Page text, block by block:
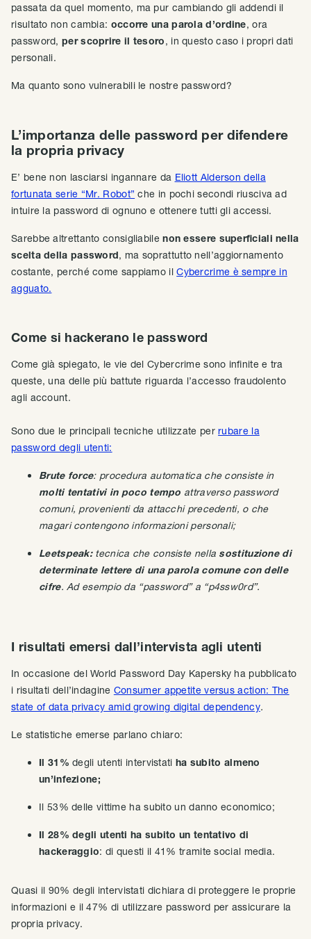
passata da quel momento, ma pur cambiando gli addendi il
risultato non cambia: occorre una parola d’ordine, ora
password,per scoprire il tesoro, in questo caso i propri dati
personali.
Ma quanto sono vulnerabili le nostre password?
L’importanza delle password per difendere
la propria privacy
E’ bene non lasciarsi ingannare da Eliott Alderson della
fortunata serie “Mr. Robot” che in pochi secondi riusciva ad
intuire la password di ognuno e ottenere tutti gli accessi.
Sarebbe altrettanto consigliabilenon essere superficiali nella
scelta della password, ma soprattutto nell’aggiornamento
costante, perché come sappiamo ilCybercrime è sempre in
agguato.
Come si hackerano le password
Come già spiegato, le vie del Cybercrime sono infinite e tra
queste, una delle più battute riguarda l’accesso fraudolento
agli account.
Sono due le principali tecniche utilizzate perrubare la
password degli utenti:
Brute force: procedura automatica che consiste in
molti tentativi in poco tempo attraverso password
comuni, provenienti da attacchi precedenti, o che
magari contengono informazioni personali;
Leetspeak:tecnica che consiste nella sostituzione di
determinate lettere di una parola comune con delle
cifre. Ad esempio da “password” a “p4ssw0rd”.
I risultati emersi dall’intervista agli utenti
In occasione del World Password Day Kapersky ha pubblicato
i risultati dell’indagine Consumer appetite versus action: The
state of data privacy amid growing digital dependency.
Le statistiche emerse parlano chiaro:
Il 31% degli utenti intervistati ha subito almeno
un’infezione;
Il 53% delle vittime ha subito un danno economico;
Il 28% degli utenti ha subito un tentativo di
hackeraggio: di questi il 41% tramite social media.
Quasi il 90% degli intervistati dichiara di proteggere le proprie
informazioni e il 47% di utilizzare password per assicurare la
propria privacy.